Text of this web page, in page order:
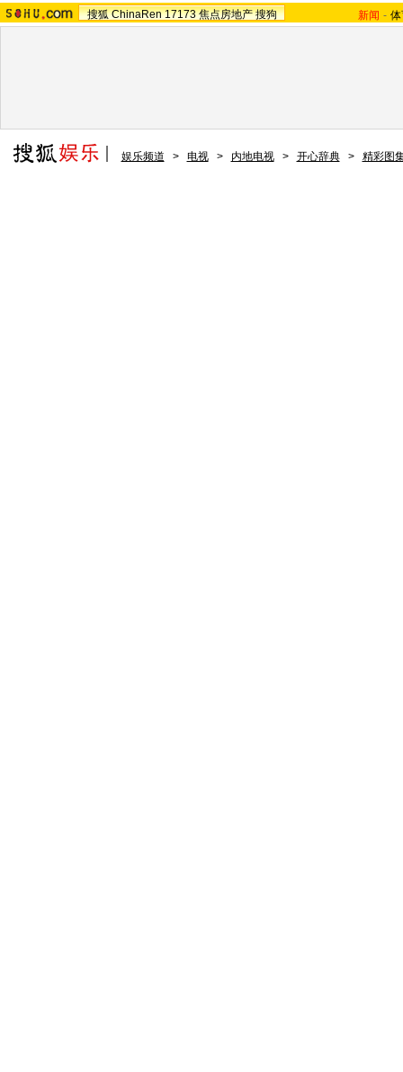
搜狐 ChinaRen 17173 焦点房地产 搜狗 新闻 -
娱乐频道 > 电视 > 内地电视 > 开心辞典 > 精彩图